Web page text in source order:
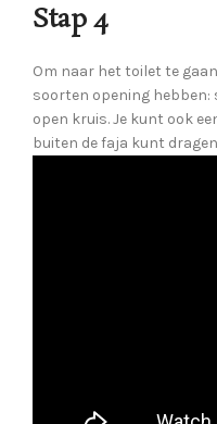
Stap 4
Om naar het toilet te
soorten opening
open kruis. Je kunt ook
buiten de faja kunt